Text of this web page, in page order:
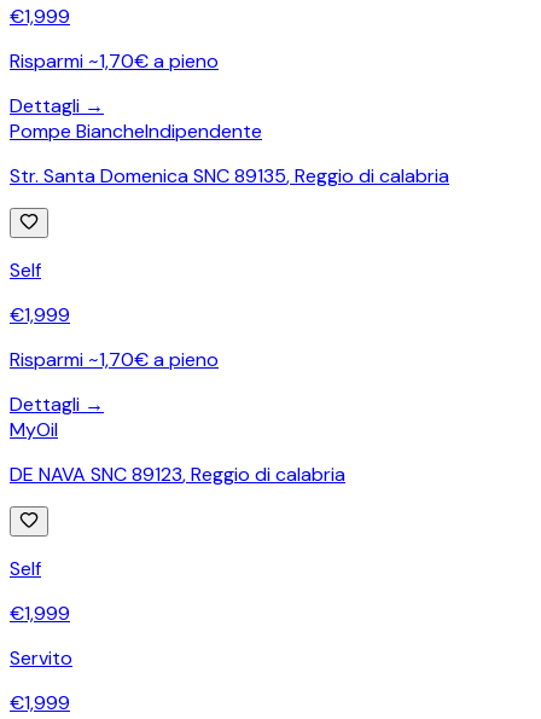
€1,999
Risparmi ~1,70€ a pieno
Dettagli →
Pompe BiancheIndipendente
Str. Santa Domenica SNC 89135,Reggio di calabria
Self
€1,999
Risparmi ~1,70€ a pieno
Dettagli →
MyOil
DE NAVA SNC 89123,Reggio di calabria
Self
€1,999
Servito
€1,999